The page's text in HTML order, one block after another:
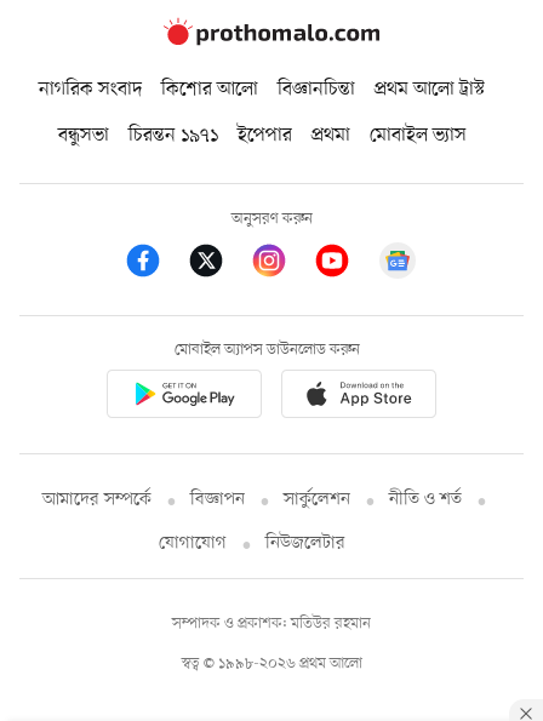
নাগরিক সংবাদ কিশোর আলো বিজ্ঞানচিন্তা
প্রথম আলো ট্রাস্ট
বন্ধুসভা
চিরন্তন ১৯৭১ ইপেপার প্রথমা মোবাইল ভ্যাস
অনুসরণ করুন
মোবাইল অ্যাপস ডাউনলোড করুন
আমাদের সম্পর্কে বিজ্ঞাপন সার্কুলেশন
নীতি ও শর্ত
যোগাযোগ
নিউজলেটার
স্বত্ব © ১৯৯৮-২০২৬ প্রথম আলো
সম্পাদক ও প্রকাশক: মতিউর রহমান